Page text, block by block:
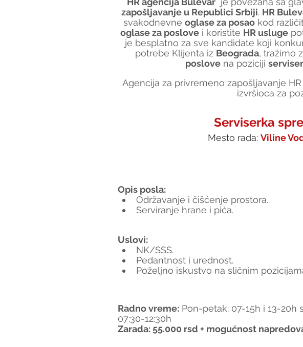
zapošljavanje u Republici Srbiji. HR
svakodnevne oglase za posao kod
oglase za poslove i koristite HR usluge
je besplatno za sve kandidate koji
potrebe Klijenta iz Beograda, tražimo
poslove na poziciji
Agencija za privremeno zapošljavanje HR
izvršioca za
Serviserka
Mesto rada: Viline
Opis posla:
Održavanje i čišćenje prostora.
Serviranje hrane i pića.
Uslovi:
NK/SSS.
Pedantnost i urednost.
Poželjno iskustvo na sličnim
Radno vreme: Pon-petak: 07-15h i 13-20h
07:30-12:30h
Zarada: 55.000 rsd + mogućnost